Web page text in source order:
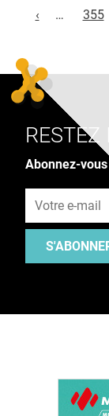
‹
… 355
RESTEZ
Abonnez-